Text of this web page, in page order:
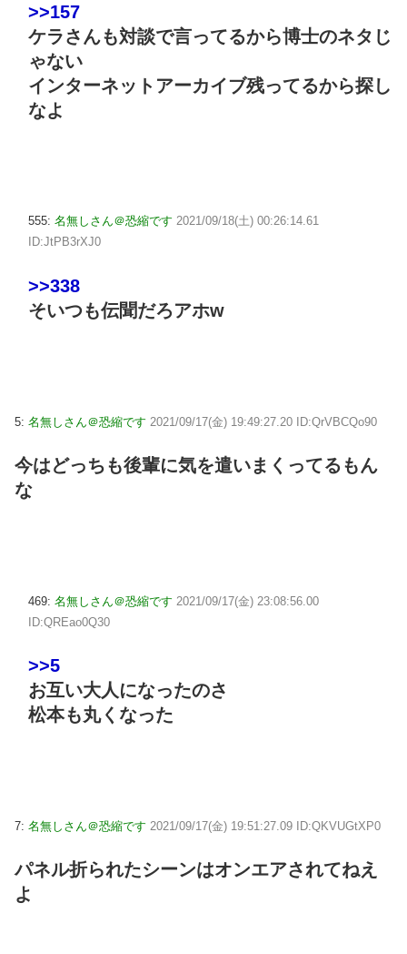
>>157
ケラさんも対談で言ってるから博士のネタじ
ゃない
インターネットアーカイブ残ってるから探し
なよ
555: 名無しさん＠恐縮です 2021/09/18(土) 00:26:14.61
ID:JtPB3rXJ0
>>338
そいつも伝聞だろアホw
5: 名無しさん＠恐縮です 2021/09/17(金) 19:49:27.20 ID:QrVBCQo90
今はどっちも後輩に気を遣いまくってるもん
な
469: 名無しさん＠恐縮です 2021/09/17(金) 23:08:56.00
ID:QREao0Q30
>>5
お互い大人になったのさ
松本も丸くなった
7: 名無しさん＠恐縮です 2021/09/17(金) 19:51:27.09 ID:QKVUGtXP0
パネル折られたシーンはオンエアされてねえ
よ